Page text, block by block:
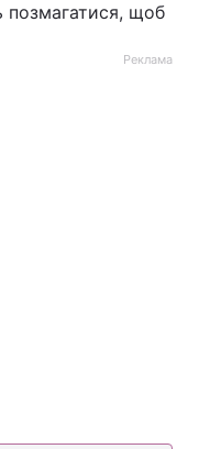
позмагатися, щоб
Реклама